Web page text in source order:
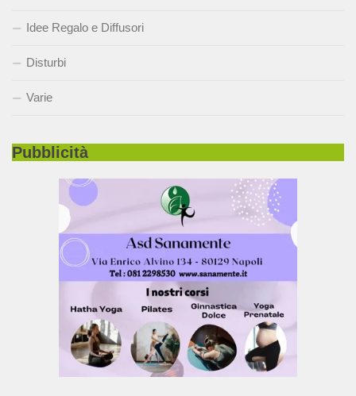
Idee Regalo e Diffusori
Disturbi
Varie
Pubblicità